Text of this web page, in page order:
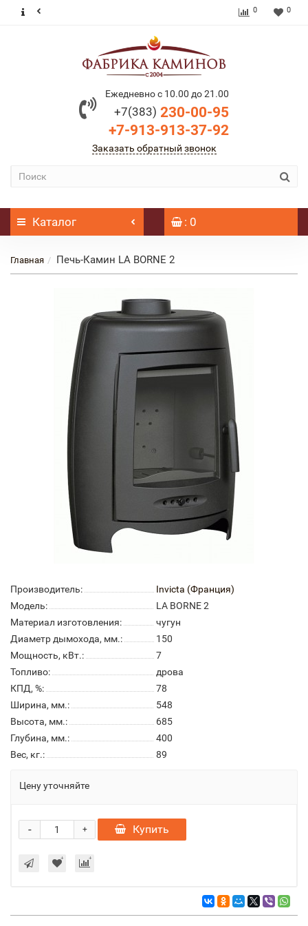
0 0
Ежедневно с 10.00 до 21.00
+7(383) 230-00-95
+7-913-913-37-92
Заказать обратный звонок
Каталог : 0
Главная Печь-Камин LA BORNE 2
Производитель:
Invicta (Франция)
Модель:
LA BORNE 2
Материал изготовления:
чугун
Диаметр дымохода, мм.:
150
Мощность, кВт.:
7
Топливо:
дрова
КПД, %:
78
Ширина, мм.:
548
Высота, мм.:
685
Глубина, мм.:
400
Вес, кг.:
89
Цену уточняйте
+
- Купить